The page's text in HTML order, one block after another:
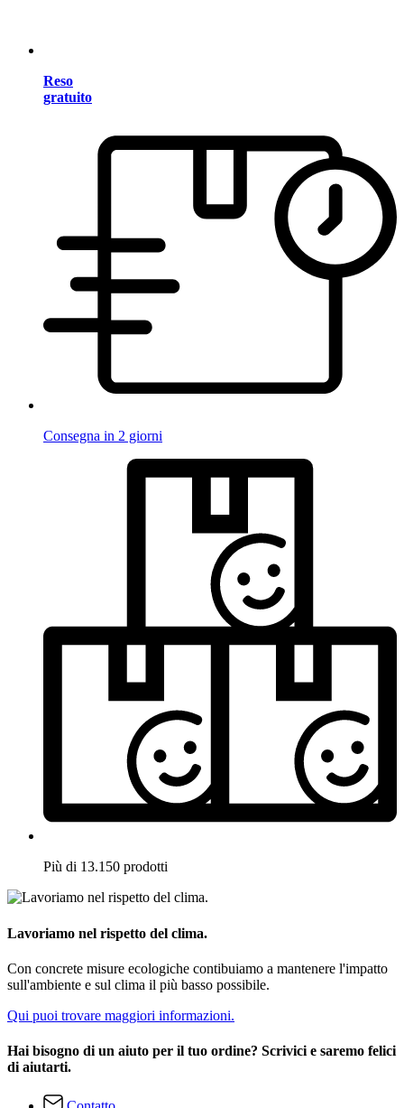
Reso
gratuito
Consegna in 2 giorni
Più di 13.150 prodotti
Lavoriamo nel rispetto del clima.
Con concrete misure ecologiche contibuiamo a mantenere l'impatto
sull'ambiente e sul clima il più basso possibile.
Qui puoi trovare maggiori informazioni.
Hai bisogno di un aiuto per il tuo ordine? Scrivici e saremo felici
di aiutarti.